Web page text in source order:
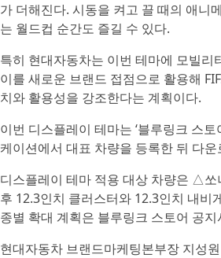
가 더해진다. 시동을 켜고 끌 때의 애니
는 월드컵 순간도 즐길 수 있다.
특히 현대자동차는 이번 테마에 모빌
이를 새로운 브랜드 접점으로 활용해
치와 활용성을 강조한다는 계획이다.
이번 디스플레이 테마는 ‘블루링크 스
케이션에서 대표 차량을 등록한 뒤 다
디스플레이 테마 적용 대상 차량은 △
후 12.3인치 클러스터와 12.3인치 내비
종별 확대 계획은 블루링크 스토어 공
현대자동차 브랜드마케팅본부장 지성